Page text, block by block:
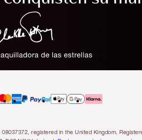
registered in the United Kingdom.